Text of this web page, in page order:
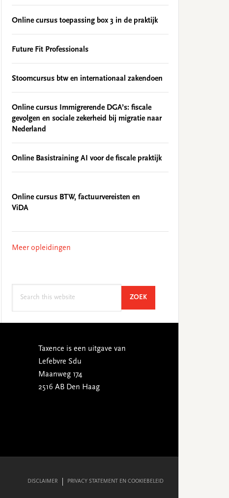
Online cursus toepassing box 3 in de praktijk
Future Fit Professionals
Stoomcursus btw en internationaal zakendoen
Online cursus Immigrerende DGA’s: fiscale
gevolgen en sociale zekerheid bij migratie naar
Nederland
Online Basistraining AI voor de fiscale praktijk
Online cursus BTW, factuurvereisten en
ViDA
Meer opleidingen
ZOEKSEARCH
Taxence is een uitgave van
Lefebvre Sdu
Maanweg 174
2516 AB Den Haag
DISCLAIMER PRIVACY STATEMENT EN COOKIEBELEID